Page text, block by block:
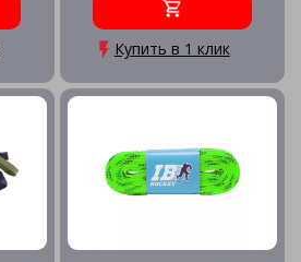
Купить в 1 клик